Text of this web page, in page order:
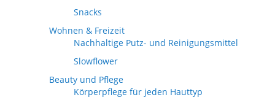
Snacks
Wohnen & Freizeit
Nachhaltige Putz- und Reinigungsmittel
Slowflower
Beauty und Pflege
Körperpflege für jeden Hauttyp